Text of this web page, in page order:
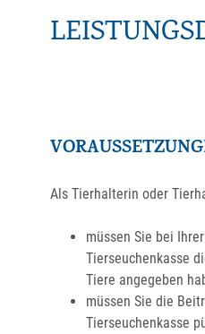
Als Tierhalterin oder
müssen Sie bei
Tierseuchenkasse
Tiere angegeben
müssen Sie die
Tierseuchenkasse